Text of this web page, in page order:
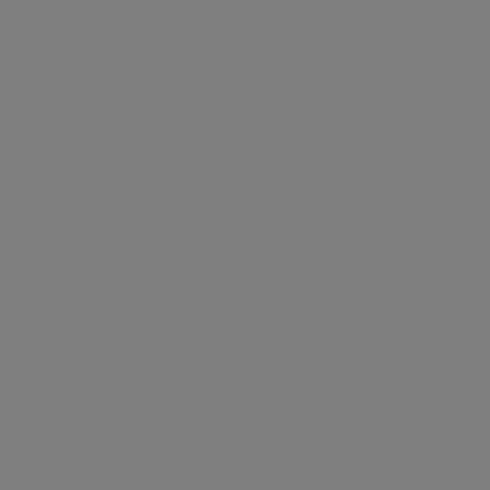
plus prestigieux de tous les rhums
les cocktails et est idéal pour la
cubain. Il fait partie des rares
Club 3 ans résulte de
canne vieillies et aromatiques avec